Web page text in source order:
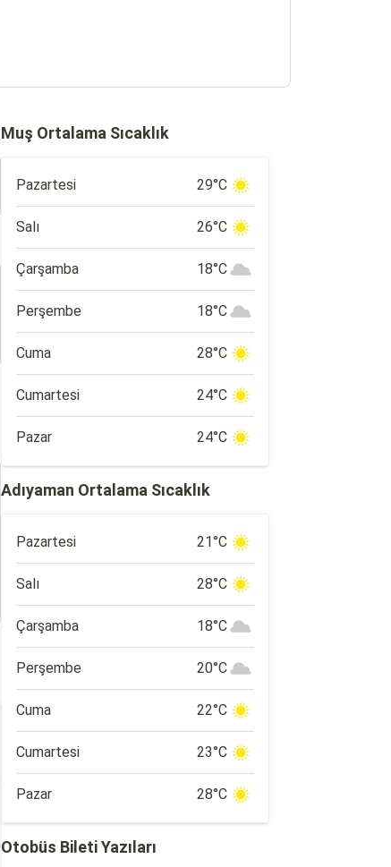
Muş Ortalama Sıcaklık
Pazartesi 29°C
Salı 26°C
Çarşamba 18°C
Perşembe 18°C
Cuma 28°C
Cumartesi 24°C
Pazar 24°C
Adıyaman Ortalama Sıcaklık
Pazartesi 21°C
Salı 28°C
Çarşamba 18°C
Perşembe 20°C
Cuma 22°C
Cumartesi 23°C
Pazar 28°C
Otobüs Bileti Yazıları